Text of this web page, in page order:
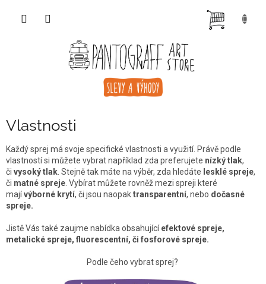
Vlastnosti
Každý sprej má svoje specifické vlastnosti a využití. Právě podle
vlastností si můžete vybrat například zda preferujete nízký tlak,
či vysoký tlak . Stejně tak máte na výběr, zda hledáte lesklé spreje,
či matné spreje . Vybírat můžete rovněž mezi spreji které
majívýborné krytí, či jsou naopaktransparentní, nebo dočasné
spreje.
Jistě Vás také zaujme nabídka obsahujícíefektové spreje,
metalické spreje, fluorescentní, či fosforové spreje.
Podle čeho vybrat sprej?